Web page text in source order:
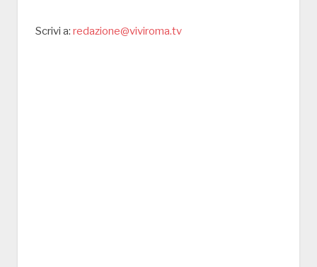
Scrivi a: redazione@viviroma.tv